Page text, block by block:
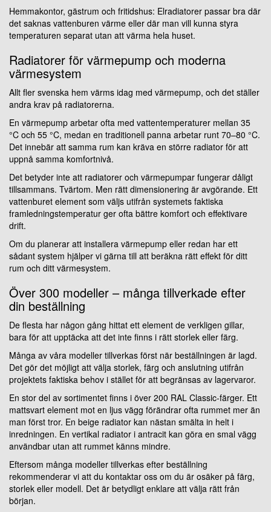
Hemmakontor, gästrum och fritidshus: Elradiatorer passar bra där
det saknas vattenburen värme eller där man vill kunna styra
temperaturen separat utan att värma hela huset.
Radiatorer för värmepump och moderna
värmesystem
Allt fler svenska hem värms idag med värmepump, och det ställer
andra krav på radiatorerna.
En värmepump arbetar ofta med vattentemperaturer mellan 35
°C och 55 °C, medan en traditionell panna arbetar runt 70–80 °C.
Det innebär att samma rum kan kräva en större radiator för att
uppnå samma komfortnivå.
Det betyder inte att radiatorer och värmepumpar fungerar dåligt
tillsammans. Tvärtom. Men rätt dimensionering är avgörande. Ett
vattenburet element som väljs utifrån systemets faktiska
framledningstemperatur ger ofta bättre komfort och effektivare
drift.
Om du planerar att installera värmepump eller redan har ett
sådant system hjälper vi gärna till att beräkna rätt effekt för ditt
rum och ditt värmesystem.
Över 300 modeller – många tillverkade efter
din beställning
De flesta har någon gång hittat ett element de verkligen gillar,
bara för att upptäcka att det inte finns i rätt storlek eller färg.
Många av våra modeller tillverkas först när beställningen är lagd.
Det gör det möjligt att välja storlek, färg och anslutning utifrån
projektets faktiska behov i stället för att begränsas av lagervaror.
En stor del av sortimentet finns i över 200 RAL Classic-färger. Ett
mattsvart element mot en ljus vägg förändrar ofta rummet mer än
man först tror. En beige radiator kan nästan smälta in helt i
inredningen. En vertikal radiator i antracit kan göra en smal vägg
användbar utan att rummet känns mindre.
Eftersom många modeller tillverkas efter beställning
rekommenderar vi att du kontaktar oss om du är osäker på färg,
storlek eller modell. Det är betydligt enklare att välja rätt från
början.